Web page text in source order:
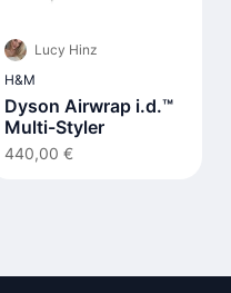
Lucy Hinz
H&M
Dyson Airwrap i.d.™
Multi-Styler
440,00 €